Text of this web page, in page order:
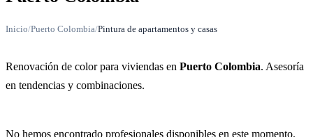
Inicio/Puerto Colombia/Pintura de apartamentos y casas
Renovación de color para viviendas en Puerto Colombia. Asesoría
en tendencias y combinaciones.
No hemos encontrado profesionales disponibles en este momento.